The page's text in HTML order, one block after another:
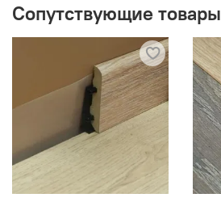
Сопутствующие товары